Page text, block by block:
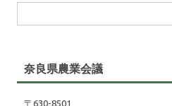
奈良県農業会議
〒630-8501